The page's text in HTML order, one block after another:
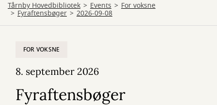
Tårnby Hovedbibliotek Events For voksne
Fyraftensbøger 2026-09-08
FOR VOKSNE
8. september 2026
Fyraftensbøger